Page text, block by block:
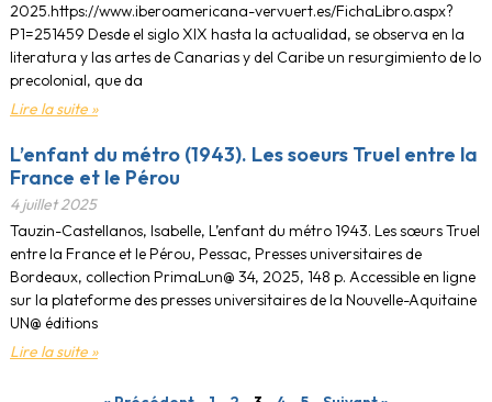
2025.https://www.iberoamericana-vervuert.es/FichaLibro.aspx?
P1=251459 Desde el siglo XIX hasta la actualidad, se observa en la
literatura y las artes de Canarias y del Caribe un resurgimiento de lo
precolonial, que da
Lire la suite »
L’enfant du métro (1943). Les soeurs Truel entre la
France et le Pérou
4 juillet 2025
Tauzin-Castellanos, Isabelle, L’enfant du métro 1943. Les sœurs Truel
entre la France et le Pérou, Pessac, Presses universitaires de
Bordeaux, collection PrimaLun@ 34, 2025, 148 p. Accessible en ligne
sur la plateforme des presses universitaires de la Nouvelle-Aquitaine
UN@ éditions
Lire la suite »